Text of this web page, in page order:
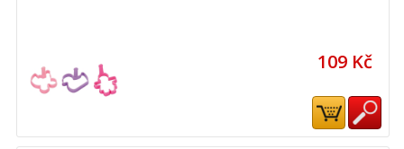
109 Kč